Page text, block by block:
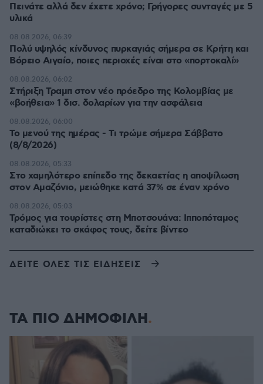
Πεινάτε αλλά δεν έχετε χρόνο; Γρήγορες συνταγές με 5
υλικά
Πολύ υψηλός κίνδυνος πυρκαγιάς σήμερα σε Κρήτη και
Βόρειο Αιγαίο, ποιες περιοχές είναι στο «πορτοκαλί»
08.08.2026, 06:39
Στήριξη Τραμπ στον νέο πρόεδρο της Κολομβίας με
«βοήθεια» 1 δισ. δολαρίων για την ασφάλεια
08.08.2026, 06:02
Το μενού της ημέρας - Τι τρώμε σήμερα Σάββατο
(8/8/2026)
08.08.2026, 06:00
Στο χαμηλότερο επίπεδο της δεκαετίας η αποψίλωση
στον Αμαζόνιο, μειώθηκε κατά 37% σε έναν χρόνο
08.08.2026, 05:33
Τρόμος για τουρίστες στη Μποτσουάνα: Ιπποπόταμος
καταδιώκει το σκάφος τους, δείτε βίντεο
08.08.2026, 05:03
ΔΕΙΤΕ ΟΛΕΣ ΤΙΣ ΕΙΔΗΣΕΙΣ
ΤΑ ΠΙΟ ΔΗΜΟΦΙΛΗ